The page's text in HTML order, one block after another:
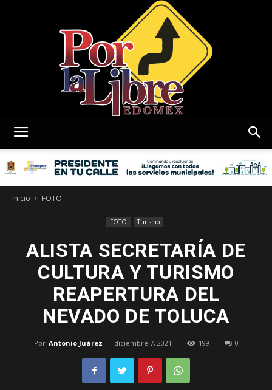
Libre
Edomex
Inicio FOTO
FOTO Turismo
ALISTA SECRETARÍA DE
CULTURA Y TURISMO
REAPERTURA DEL
NEVADO DE TOLUCA
Por Antonio Juárez - diciembre 7, 2021 199 0